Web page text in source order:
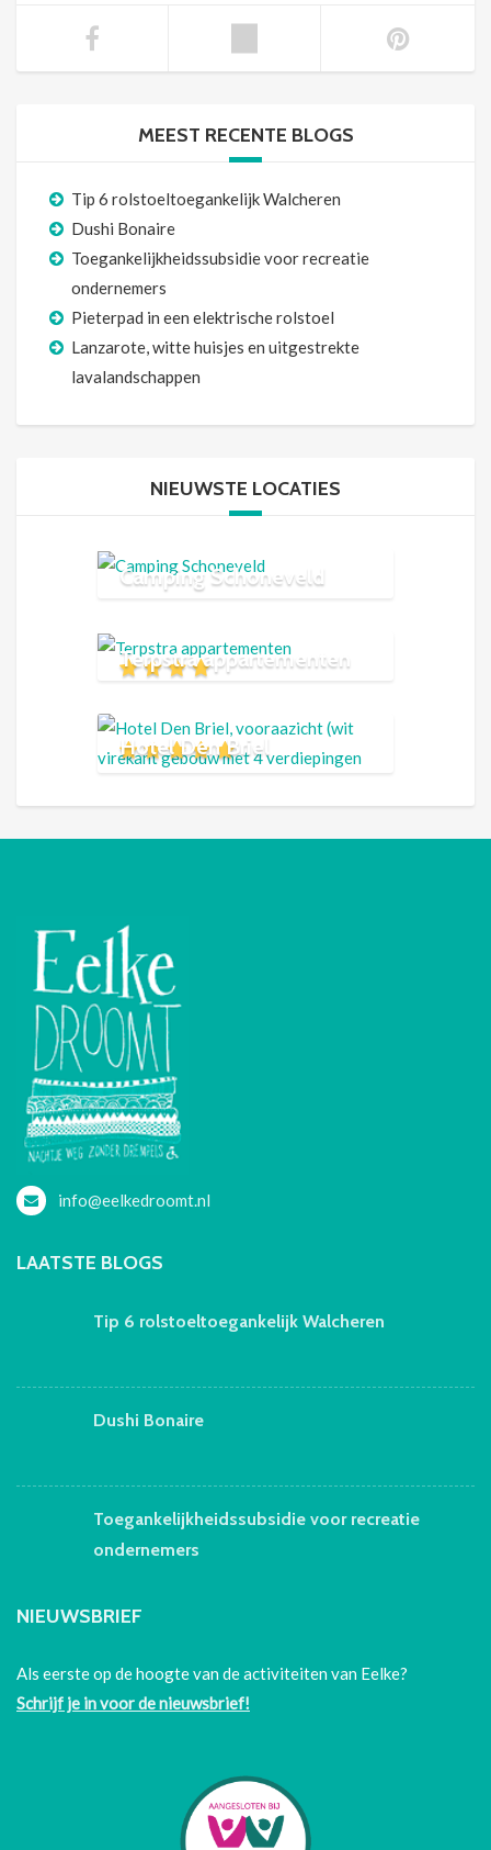
MEEST RECENTE BLOGS
Tip 6 rolstoeltoegankelijk Walcheren
Dushi Bonaire
Toegankelijkheidssubsidie voor recreatie
ondernemers
Pieterpad in een elektrische rolstoel
Lanzarote, witte huisjes en uitgestrekte
lavalandschappen
NIEUWSTE LOCATIES
Camping Schoneveld
Terpstra appartementen
Hotel Den Briel
info@eelkedroomt.nl
LAATSTE BLOGS
Tip 6 rolstoeltoegankelijk Walcheren
Dushi Bonaire
Toegankelijkheidssubsidie voor recreatie
ondernemers
NIEUWSBRIEF
Als eerste op de hoogte van de activiteiten van Eelke?
Schrijf je in voor de nieuwsbrief!